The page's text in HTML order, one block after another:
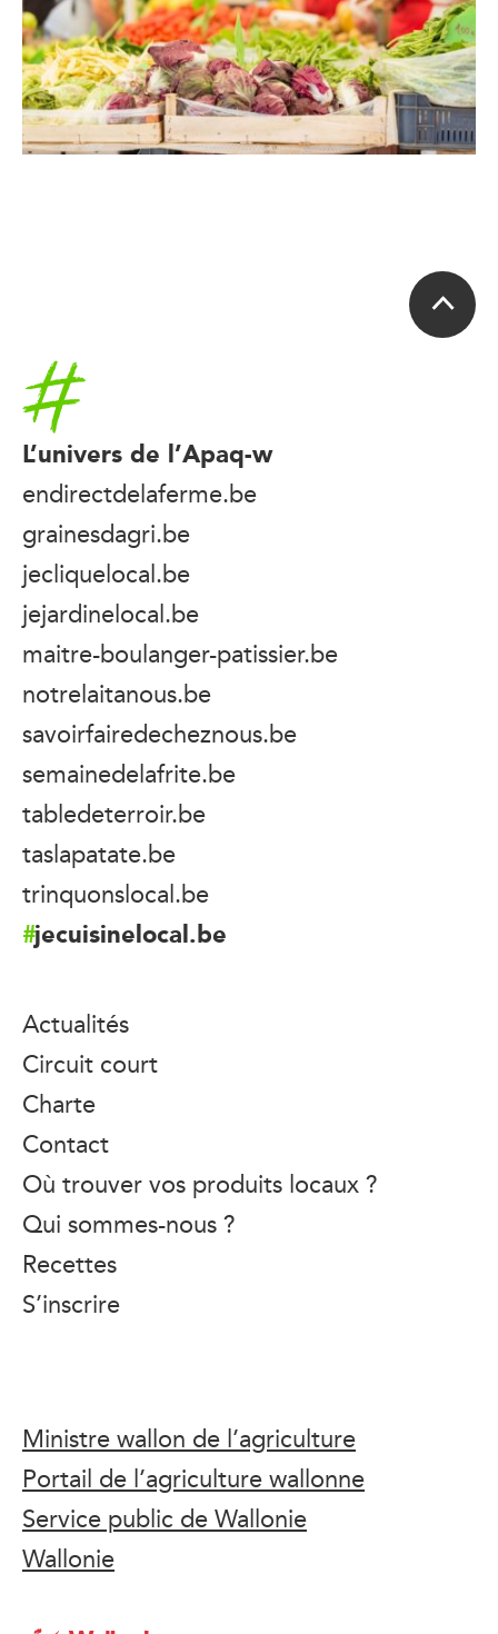
Accueil
L’univers de l’Apaq-w
endirectdelaferme.be
grainesdagri.be
jecliquelocal.be
jejardinelocal.be
maitre-boulanger-patissier.be
notrelaitanous.be
savoirfairedecheznous.be
semainedelafrite.be
tabledeterroir.be
taslapatate.be
trinquonslocal.be
jecuisinelocal.be
Actualités
Circuit court
Charte
Contact
Où trouver vos produits locaux ?
Qui sommes-nous ?
Recettes
S’inscrire
Ministre wallon de l’agriculture
Portail de l’agriculture wallonne
Service public de Wallonie
Wallonie